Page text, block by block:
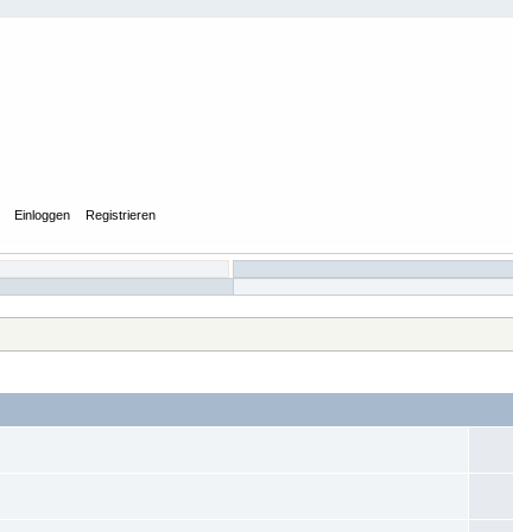
Einloggen Registrieren